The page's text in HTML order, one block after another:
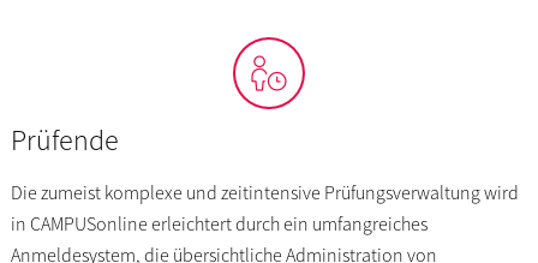
Prüfende
Die zumeist komplexe und zeitintensive Prüfungsverwaltung wird
in CAMPUSonline erleichtert durch ein umfangreiches
Anmeldesystem, die übersichtliche Administration von